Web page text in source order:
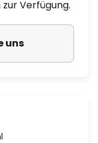
Verfügung.
uns